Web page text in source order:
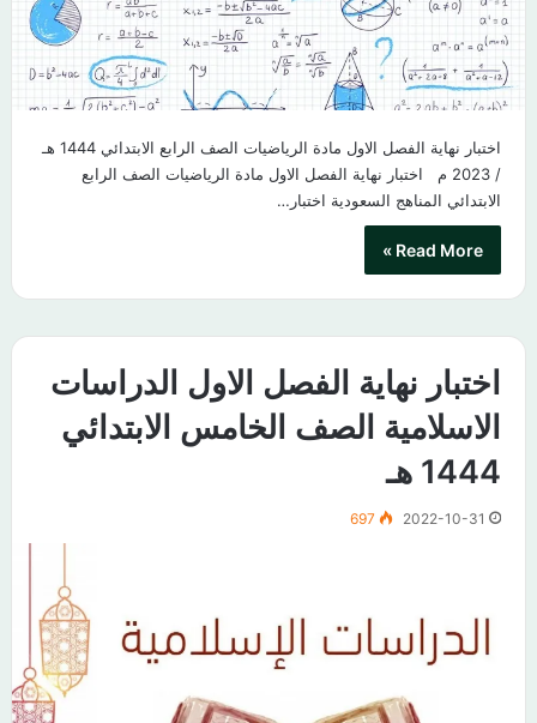
اختبار نهاية الفصل الاول مادة الرياضيات الصف الرابع الابتدائي 1444 هـ
/ 2023 م اختبار نهاية الفصل الاول مادة الرياضيات الصف الرابع
الابتدائي المناهج السعودية اختبار…
Read More »
اختبار نهاية الفصل الاول الدراسات
الاسلامية الصف الخامس الابتدائي
1444 هـ
2022-10-31
697